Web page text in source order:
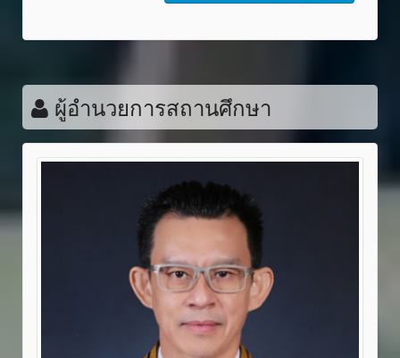
ผู้อำนวยการสถานศึกษา